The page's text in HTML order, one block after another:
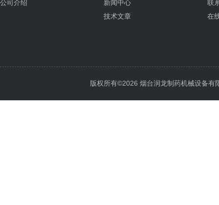
公司介绍
新闻中心
技术文章
联
在
版权所有©2026 烟台润龙制药机械设备